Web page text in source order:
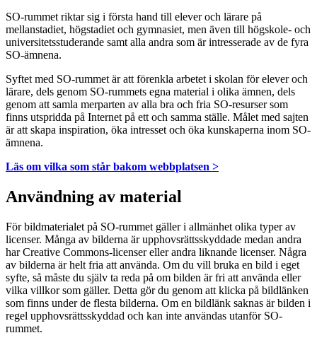
SO-rummet riktar sig i första hand till elever och lärare på
mellanstadiet, högstadiet och gymnasiet, men även till högskole- och
universitetsstuderande samt alla andra som är intresserade av de fyra
SO-ämnena.
Syftet med SO-rummet är att förenkla arbetet i skolan för elever och
lärare, dels genom SO-rummets egna material i olika ämnen, dels
genom att samla merparten av alla bra och fria SO-resurser som
finns utspridda på Internet på ett och samma ställe. Målet med sajten
är att skapa inspiration, öka intresset och öka kunskaperna inom SO-
ämnena.
Läs om vilka som står bakom webbplatsen >
Användning av material
För bildmaterialet på SO-rummet gäller i allmänhet olika typer av
licenser. Många av bilderna är upphovsrättsskyddade medan andra
har Creative Commons-licenser eller andra liknande licenser. Några
av bilderna är helt fria att använda. Om du vill bruka en bild i eget
syfte, så måste du själv ta reda på om bilden är fri att använda eller
vilka villkor som gäller. Detta gör du genom att klicka på bildlänken
som finns under de flesta bilderna. Om en bildlänk saknas är bilden i
regel upphovsrättsskyddad och kan inte användas utanför SO-
rummet.